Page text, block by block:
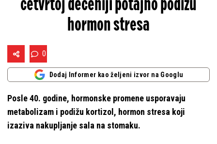
četvrtoj deceniji potajno podižu
hormon stresa
0
Dodaj Informer kao željeni izvor na Googlu
Posle 40. godine, hormonske promene usporavaju
metabolizam i podižu kortizol, hormon stresa koji
izaziva nakupljanje sala na stomaku.